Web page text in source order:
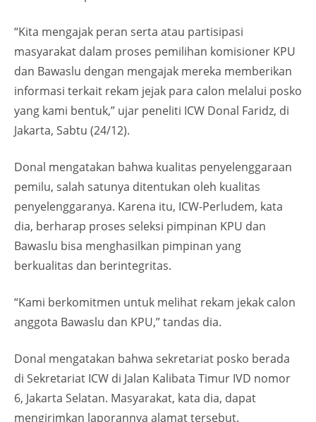
“Kita mengajak peran serta atau partisipasi
masyarakat dalam proses pemilihan komisioner KPU
dan Bawaslu dengan mengajak mereka memberikan
informasi terkait rekam jejak para calon melalui posko
yang kami bentuk,” ujar peneliti ICW Donal Faridz, di
Jakarta, Sabtu (24/12).
Donal mengatakan bahwa kualitas penyelenggaraan
pemilu, salah satunya ditentukan oleh kualitas
penyelenggaranya. Karena itu, ICW-Perludem, kata
dia, berharap proses seleksi pimpinan KPU dan
Bawaslu bisa menghasilkan pimpinan yang
berkualitas dan berintegritas.
“Kami berkomitmen untuk melihat rekam jekak calon
anggota Bawaslu dan KPU,” tandas dia.
Donal mengatakan bahwa sekretariat posko berada
di Sekretariat ICW di Jalan Kalibata Timur IVD nomor
6, Jakarta Selatan. Masyarakat, kata dia, dapat
mengirimkan laporannya alamat tersebut.